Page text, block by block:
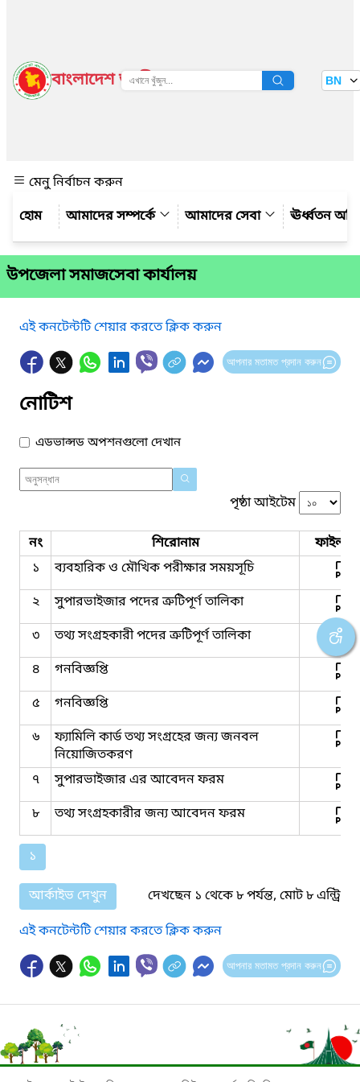
বাংলাদেশ জাতীয় তথ্য বাতায়ন BN
মেনু নির্বাচন করুন
আমাদের সম্পর্কে
আমাদের সেবা ঊর্ধ্বতন
উপজেলা সমাজসেবা কার্যালয়
এই কনটেন্টটি শেয়ার করতে ক্লিক করুন
আপনার মতামত প্রদান করুন
নোটিশ
এডভান্সড অপশনগুলো দেখান
পৃষ্ঠা আইটেম
নং শিরোনাম
ফাইল
১
ব্যবহারিক ও মৌখিক পরীক্ষার সময়সূচি
২
সুপারভাইজার পদের ত্রুটিপূর্ণ তালিকা
৩
তথ্য সংগ্রহকারী পদের ত্রুটিপূর্ণ তালিকা
৪
গনবিজ্ঞপ্তি
৫
গনবিজ্ঞপ্তি
৬
ফ্যামিলি কার্ড তথ্য সংগ্রহের জন্য জনবল
নিয়োজিতকরণ
৭
সুপারভাইজার এর আবেদন ফরম
৮
তথ্য সংগ্রহকারীর জন্য আবেদন ফরম
১
আর্কাইভ দেখুন
দেখছেন ১ থেকে ৮ পর্যন্ত, মোট ৮ এন্ট্রি
এই কনটেন্টটি শেয়ার করতে ক্লিক করুন
আপনার মতামত প্রদান করুন